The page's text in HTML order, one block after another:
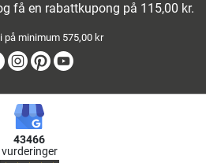
få en rabattkupong på 115,00 kr.
på minimum 575,00 kr
Facebook
Instagram
Pinterest
43466
vurderinger